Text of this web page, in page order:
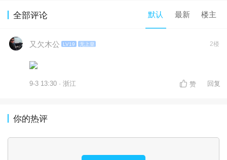
全部评论 默认 最新 楼主
又欠木公 LV19 无上皇 2楼
9-3 13:30 · 浙江 赞 回复
你的热评